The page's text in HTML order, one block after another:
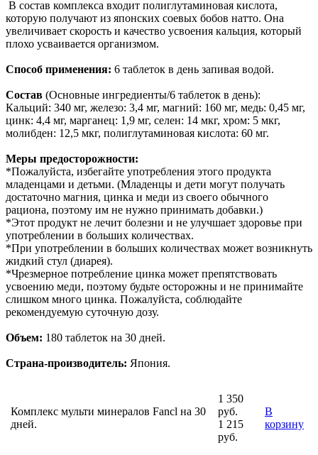
В состав комплекса входит полиглутаминовая кислота,
которую получают из японских соевых бобов натто. Она
увеличивает скорость и качество усвоения кальция, который
плохо усваивается организмом.
Способ применения: 6 таблеток в день запивая водой.
Состав (Основные ингредиенты/6 таблеток в день):
Кальций: 340 мг, железо: 3,4 мг, магний: 160 мг, медь: 0,45 мг,
цинк: 4,4 мг, марганец: 1,9 мг, селен: 14 мкг, хром: 5 мкг,
молибден: 12,5 мкг, полиглутаминовая кислота: 60 мг.
Меры предосторожности:
*Пожалуйста, избегайте употребления этого продукта
младенцами и детьми. (Младенцы и дети могут получать
достаточно магния, цинка и меди из своего обычного
рациона, поэтому им не нужно принимать добавки.)
*Этот продукт не лечит болезни и не улучшает здоровье при
употреблении в больших количествах.
*При употреблении в больших количествах может возникнуть
жидкий стул (диарея).
*Чрезмерное потребление цинка может препятствовать
усвоению меди, поэтому будьте осторожны и не принимайте
слишком много цинка. Пожалуйста, соблюдайте
рекомендуемую суточную дозу.
Объем: 180 таблеток на 30 дней.
Страна-производитель: Япония.
Комплекс мульти минералов Fancl на 30
дней.
1 350
руб.
1 215
руб.
В
корзину